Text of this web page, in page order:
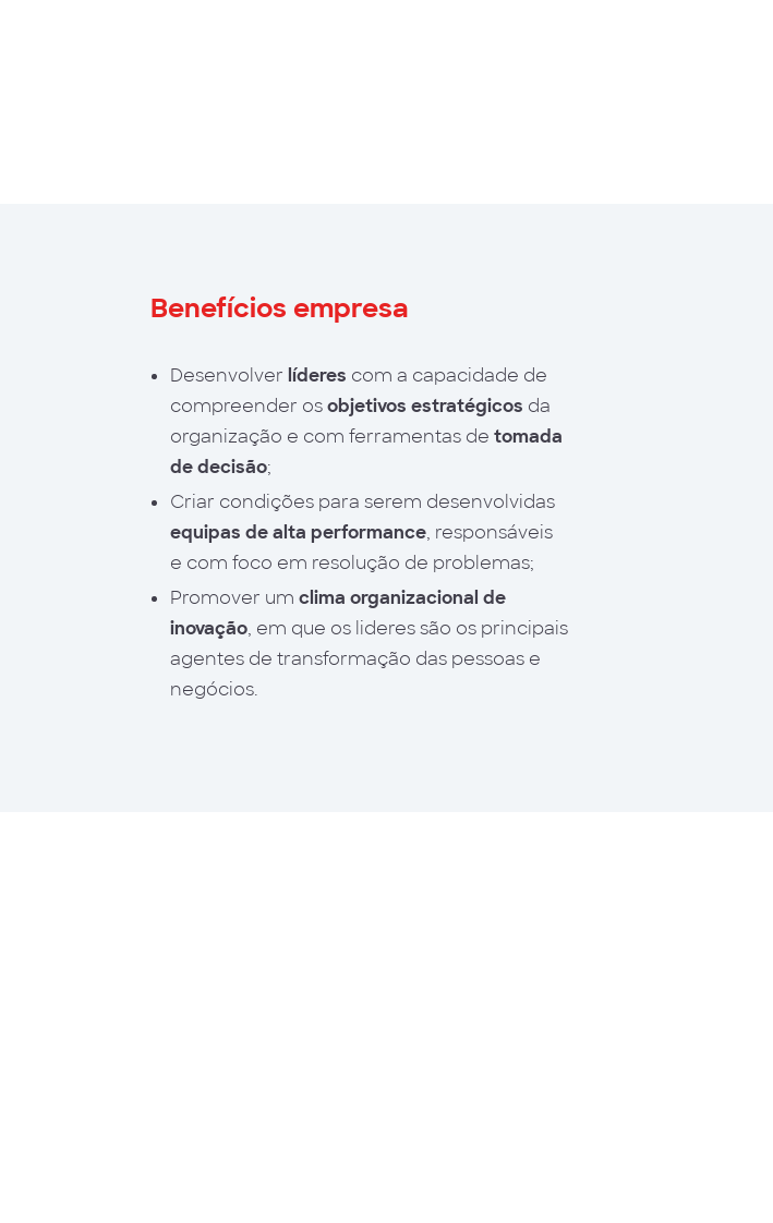
Benefícios empresa
Desenvolver líderes com a capacidade de
compreender osobjetivos estratégicos da
organização e com ferramentas de tomada
de decisão;
Criar condições para serem desenvolvidas
equipas de alta performance, responsáveis
e com foco em resolução de problemas;
Promover um clima organizacional de
inovação, em que os lideres são os principais
agentes de transformação das pessoas e
negócios.